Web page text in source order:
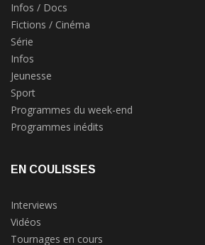
Infos / Docs
Fictions / Cinéma
Série
Infos
Jeunesse
Sport
Programmes du week-end
Programmes inédits
EN COULISSES
Interviews
Vidéos
Tournages en cours